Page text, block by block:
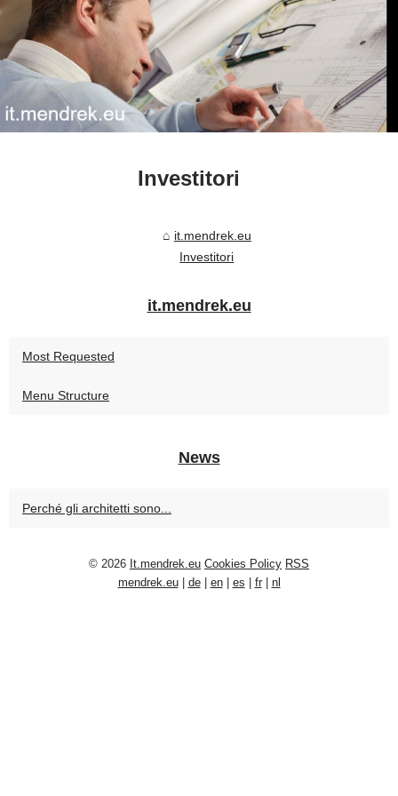
Investitori
it.mendrek.eu
Investitori
it.mendrek.eu
Most Requested
Menu Structure
News
Perché gli architetti sono...
© 2026 It.mendrek.eu Cookies Policy RSS
mendrek.eu| de| en| es | fr| nl